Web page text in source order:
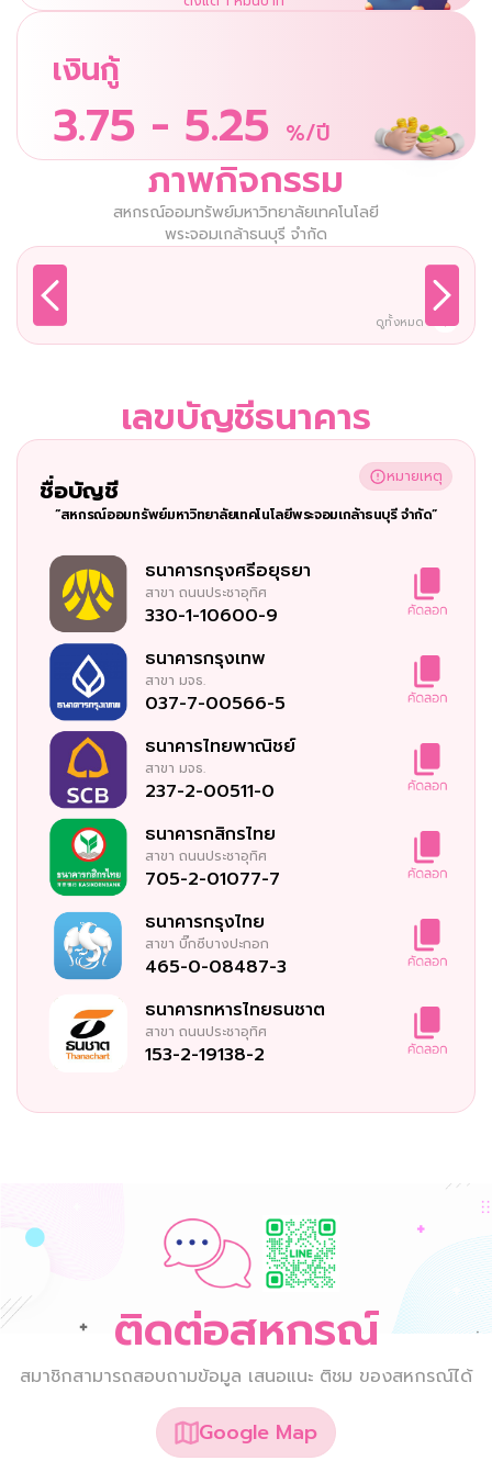
เงินกู้
3.75 - 5.25 %/ปี
ภาพกิจกรรม
สหกรณ์ออมทรัพย์มหาวิทยาลัยเทคโนโลยี
พระจอมเกล้าธนบุรี จำกัด
ดูทั้งหมด
เลขบัญชีธนาคาร
ชื่อบัญชี
หมายเหตุ
“สหกรณ์ออมทรัพย์มหาวิทยาลัยเทคโนโลยีพระจอมเกล้าธนบุรี จำกัด”
ธนาคารกรุงศรีอยุธยา
สาขา ถนนประชาอุทิศ
330-1-10600-9
ธนาคารกรุงเทพ
สาขา มจธ.
037-7-00566-5
ธนาคารไทยพาณิชย์
สาขา มจธ.
237-2-00511-0
ธนาคารกสิกรไทย
สาขา ถนนประชาอุทิศ
705-2-01077-7
ธนาคารกรุงไทย
สาขา บิ๊กซีบางปะกอก
465-0-08487-3
ธนาคารทหารไทยธนชาต
สาขา ถนนประชาอุทิศ
153-2-19138-2
ติดต่อสหกรณ์
สมาชิกสามารถสอบถามข้อมูล เสนอแนะ ติชม ของสหกรณ์ได้
Google Map